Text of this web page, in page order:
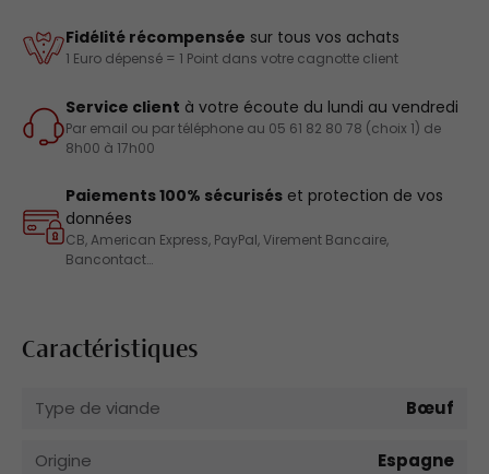
Fidélité récompensée sur tous vos achats
1 Euro dépensé = 1 Point dans votre cagnotte client
Service client à votre écoute du lundi au vendredi
Par email ou par téléphone au 05 61 82 80 78 (choix 1) de
8h00 à 17h00
Paiements 100% sécurisés et protection de vos
données
CB, American Express, PayPal, Virement Bancaire,
Bancontact…
Caractéristiques
Type de viande Bœuf
Origine Espagne